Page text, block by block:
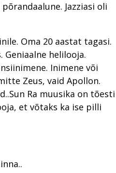
Jazziasi oli
Oma 20 aastat tagasi.
helilooja.
Inimene või
Zeus, vaid Apollon.
Ra muusika on tõesti
et võtaks ka ise pilli